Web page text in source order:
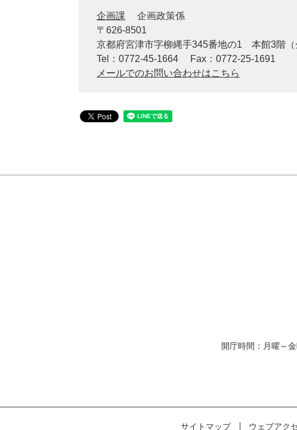
企画課
企画政策係
〒626-8501
京都府宮津市字柳縄手345番地の1 本館3階（
Tel：0772-45-1664
Fax：0772-25-1691
メールでのお問い合わせはこちら
サイトマップ ウェブアク
開庁時間：月曜～